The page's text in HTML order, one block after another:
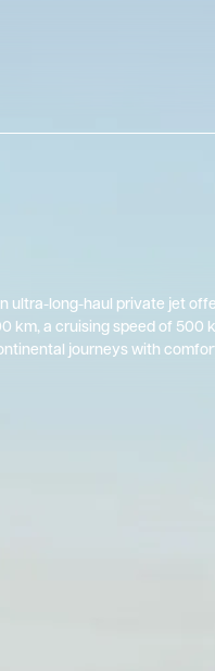
ultra-long-haul private jet
km, a cruising speed of 500
journeys with